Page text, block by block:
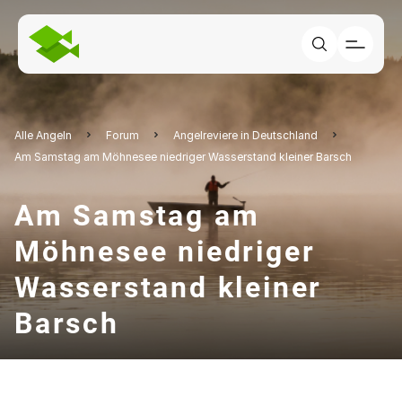
Alle Angeln Forum
Angelreviere in Deutschland
Am Samstag am Möhnesee niedriger Wasserstand kleiner Barsch
Am Samstag am
Möhnesee niedriger
Wasserstand kleiner
Barsch